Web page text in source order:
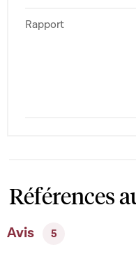
Rapport
Références
Avis 5